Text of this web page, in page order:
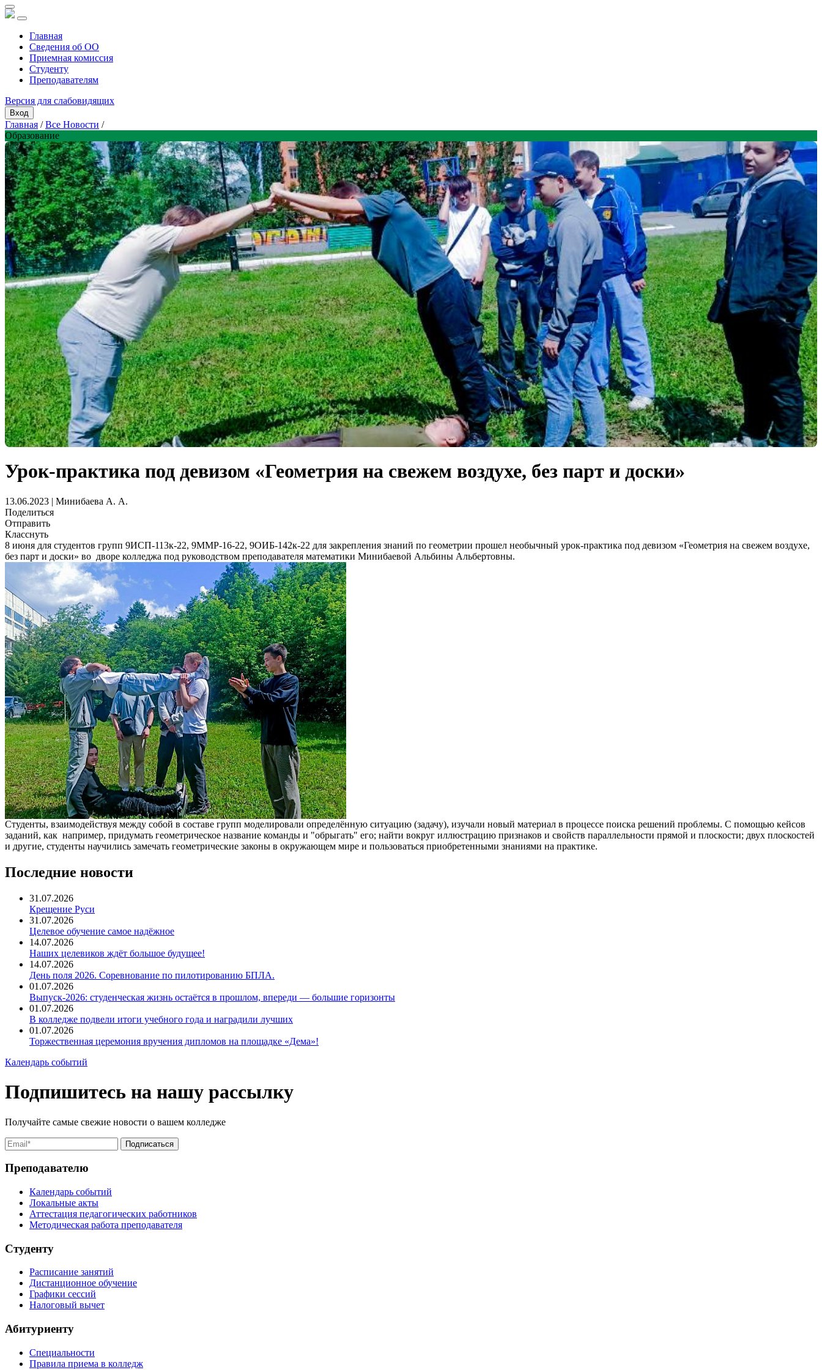
Главная
Сведения об ОО
Приемная комиссия
Студенту
Преподавателям
Версия для слабовидящих
Вход
Главная /Все Новости /
Образование
Урок-практика под девизом «Геометрия на свежем воздухе, без парт и доски»
13.06.2023 | Минибаева А. А.
Поделиться
Отправить
Класснуть
8 июня для студентов групп 9ИСП-113к-22, 9ММР-16-22, 9ОИБ-142к-22 для закрепления знаний по геометрии прошел необычный урок-практика под девизом «Геометрия на свежем воздухе,
без парт и доски» во дворе колледжа под руководством преподавателя математики Минибаевой Альбины Альбертовны.
Студенты, взаимодействуя между собой в составе групп моделировали определённую ситуацию (задачу), изучали новый материал в процессе поиска решений проблемы. С помощью кейсов
заданий, как например, придумать геометрическое название команды и "обрыгать" его; найти вокруг иллюстрацию признаков и свойств параллельности прямой и плоскости; двух плоскостей
и другие, студенты научились замечать геометрические законы в окружающем мире и пользоваться приобретенными знаниями на практике.
Последние новости
31.07.2026
Крещение Руси
31.07.2026
Целевое обучение самое надёжное
14.07.2026
Наших целевиков ждёт большое будущее!
14.07.2026
День поля 2026. Соревнование по пилотированию БПЛА.
01.07.2026
Выпуск-2026: студенческая жизнь остаётся в прошлом, впереди — большие горизонты
01.07.2026
В колледже подвели итоги учебного года и наградили лучших
01.07.2026
Торжественная церемония вручения дипломов на площадке «Дема»!
Календарь событий
Подпишитесь на нашу рассылку
Получайте самые свежие новости о вашем колледже
Преподавателю
Календарь событий
Локальные акты
Аттестация педагогических работников
Методическая работа преподавателя
Студенту
Расписание занятий
Дистанционное обучение
Графики сессий
Налоговый вычет
Абитуриенту
Специальности
Правила приема в колледж